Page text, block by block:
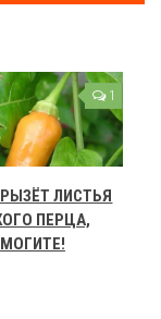
1
ЛИСТЬЯ
ПЕРЦА,